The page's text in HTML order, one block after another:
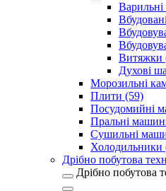
Варильні
Витяжки
Духові
Морозильні
Плити (59)
Посудомийні
Пральні
Сушильні
Холодильники
Дрібно побутова
Дрібно побутова